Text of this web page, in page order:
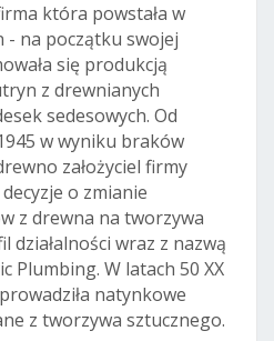
która powstała w
- na początku swojej
się produkcją
z drewnianych
sedesowych. Od
w wyniku braków
założyciel firmy
o zmianie
z drewna na tworzywa
działalności wraz z nazwą
Plumbing. W latach 50 XX
natynkowe
z tworzywa sztucznego.